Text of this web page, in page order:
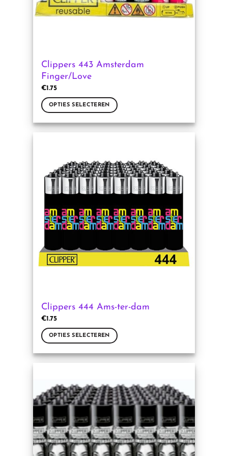
productpagina
Clippers 443 Amsterdam
Finger/Love
€1.75
OPTIES SELECTEREN
product
variaties.
Deze
optie
kan
worden
op
productpagina
Clippers 444 Ams-ter-dam
€1.75
OPTIES SELECTEREN
product
variaties.
Deze
kan
gekozen
worden